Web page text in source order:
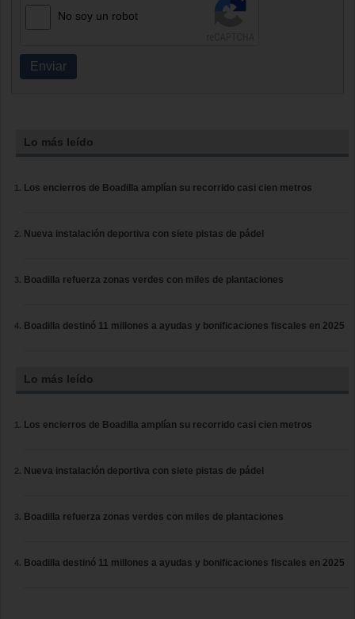
No soy un robot
Enviar
Lo más leído
Los encierros de Boadilla amplían su recorrido casi cien metros
Nueva instalación deportiva con siete pistas de pádel
Boadilla refuerza zonas verdes con miles de plantaciones
Boadilla destinó 11 millones a ayudas y bonificaciones fiscales en 2025
Lo más leído
Los encierros de Boadilla amplían su recorrido casi cien metros
Nueva instalación deportiva con siete pistas de pádel
Boadilla refuerza zonas verdes con miles de plantaciones
Boadilla destinó 11 millones a ayudas y bonificaciones fiscales en 2025